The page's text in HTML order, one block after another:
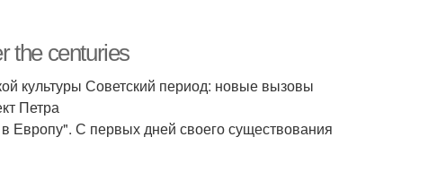
the centuries
культуры Советский период: новые вызовы
Петра
Европу". С первых дней своего существования